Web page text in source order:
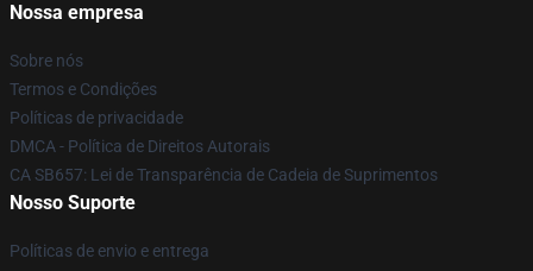
Nossa empresa
Sobre nós
Termos e Condições
Políticas de privacidade
DMCA - Política de Direitos Autorais
CA SB657: Lei de Transparência de Cadeia de Suprimentos
Nosso Suporte
Políticas de envio e entrega